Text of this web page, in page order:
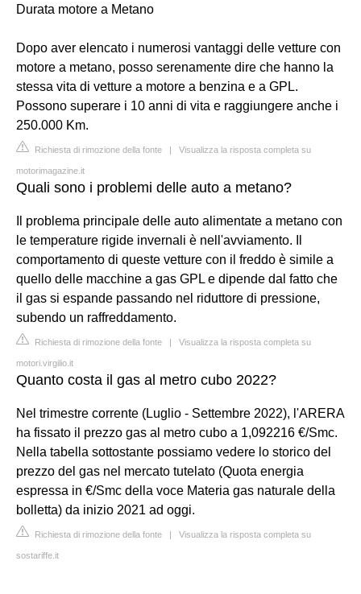
Durata motore a Metano
Dopo aver elencato i numerosi vantaggi delle vetture con
motore a metano, posso serenamente dire che hanno la
stessa vita di vetture a motore a benzina e a GPL.
Possono superare i 10 anni di vita e raggiungere anche i
250.000 Km.
Richiesta di rimozione della fonte | Visualizza la risposta completa su
motorimagazine.it
Quali sono i problemi delle auto a metano?
Il problema principale delle auto alimentate a metano con
le temperature rigide invernali è nell'avviamento. Il
comportamento di queste vetture con il freddo è simile a
quello delle macchine a gas GPL e dipende dal fatto che
il gas si espande passando nel riduttore di pressione,
subendo un raffreddamento.
Richiesta di rimozione della fonte | Visualizza la risposta completa su
motori.virgilio.it
Quanto costa il gas al metro cubo 2022?
Nel trimestre corrente (Luglio - Settembre 2022), l'ARERA
ha fissato il prezzo gas al metro cubo a 1,092216 €/Smc.
Nella tabella sottostante possiamo vedere lo storico del
prezzo del gas nel mercato tutelato (Quota energia
espressa in €/Smc della voce Materia gas naturale della
bolletta) da inizio 2021 ad oggi.
Richiesta di rimozione della fonte | Visualizza la risposta completa su
sostariffe.it